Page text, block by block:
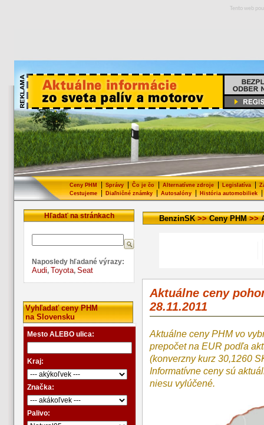
Tento web
Ceny PHM Správy Čo je čo Alternatívne zdroje Legislatíva
Cestujeme| Diaľničné známky| Autosalóny| História automobiliek|
Hľadať na stránkach
Naposledy hľadané výrazy:
Audi, Toyota, Seat
Vyhľadať ceny PHM
na Slovensku
Mesto ALEBO ulica:
Kraj:
Značka:
Palivo:
BenzinSK>>Ceny PHM>>
Aktuálne ceny
28.11.2011
Aktuálne ceny PHM vo
prepočet na EUR podľa
(konverzny kurz 30,1260
Informatívne ceny sú
niesu vylúčené.